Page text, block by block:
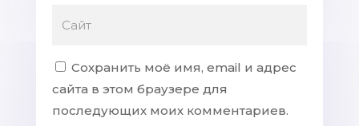
Сохранить моё имя, email и адрес
сайта в этом браузере для
последующих моих комментариев.